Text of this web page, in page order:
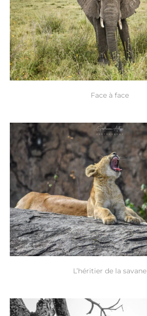
Face à face
L’héritier de la savane